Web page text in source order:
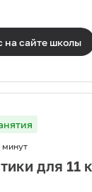
на сайте школы
минут
для 11